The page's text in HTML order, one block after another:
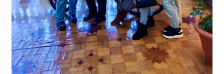
Пожарная безопасность
Программа воспитания
Противодействие терроризму
Профилактическая работа
Работа педагога-психолога